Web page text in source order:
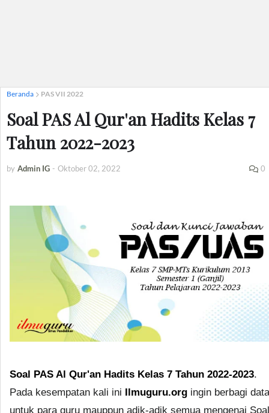
Beranda PAS VII 2022
Soal PAS Al Qur'an Hadits Kelas 7
Tahun 2022-2023
by Admin IG - Oktober 02, 2022 0
Soal PAS Al Qur'an Hadits Kelas 7 Tahun 2022-2023.
Pada kesempatan kali ini
Ilmuguru.org ingin berbagi data
untuk para guru mauppun adik-adik semua mengenai Soal